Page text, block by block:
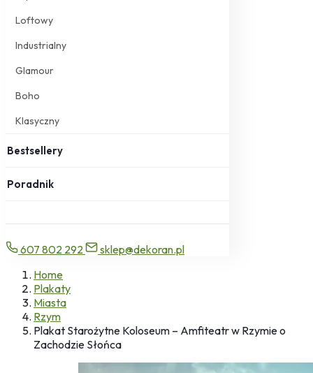
Loftowy
Industrialny
Glamour
Boho
Klasyczny
Bestsellery
Poradnik
607 802 292
sklep@dekoran.pl
Home
Plakaty
Miasta
Rzym
Plakat Starożytne Koloseum – Amfiteatr w Rzymie o
Zachodzie Słońca